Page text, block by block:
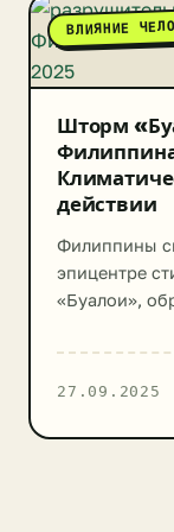
ВЛИЯНИЕ
Шторм
действии
Филиппины
эпицентре
«Буалои»,
принес с
разрушения,
растущей
27.09.2025